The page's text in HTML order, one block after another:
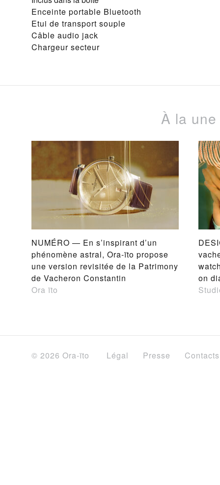
Enceinte portable Bluetooth
Etui de transport souple
Câble audio jack
Chargeur secteur
À la une
NUMÉRO — En s’inspirant d’un
phénomène astral, Ora-ïto propose
une version revisitée de la Patrimony
de Vacheron Constantin
Ora ïto
on
© 2026 Ora-ïto Légal Presse Contacts